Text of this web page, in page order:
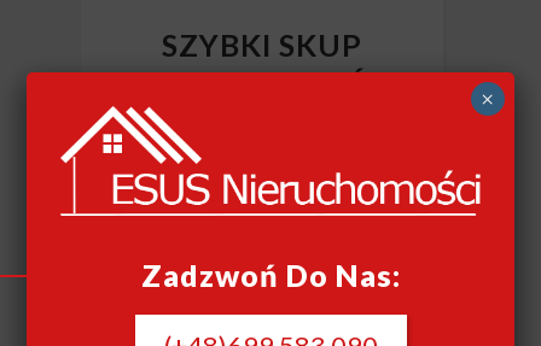
SZYBKI SKUP
NIERUCHOMOŚCI
Szybki skup nieruchomości
Zadzwoń Do Nas:
×